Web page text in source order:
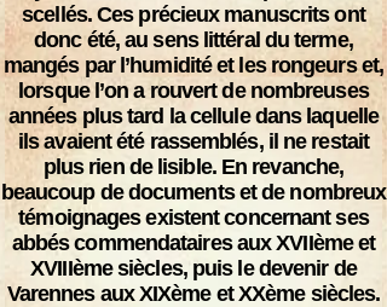
scellés. Ces précieux manuscrits ont
donc été, au sens littéral du terme,
mangés par l’humidité et les rongeurs et,
lorsque l’on a rouvert de nombreuses
années plus tard la cellule dans laquelle
ils avaient été rassemblés, il ne restait
plus rien de lisible. En revanche,
beaucoup de documents et de nombreux
témoignages existent concernant ses
abbés commendataires aux XVIIème et
XVIIIème siècles, puis le devenir de
Varennes aux XIXème et XXème siècles.